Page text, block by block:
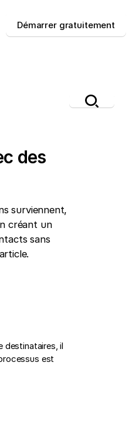
Démarrer gratuitement
des
surviennent,
créant un
sans
destinataires, il
est